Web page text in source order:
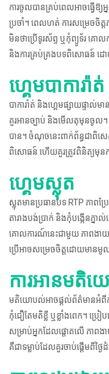
ការចូលបានគ្រប់ពេលអាចធ្វើឱ្យ
ប្រចាំ។ ពេលហត់ ការសម្រេចចិ
មិនថាប្រើទូរស័ព្ទ ឬកុំព្យូទ័រ គ
និងការគ្រប់គ្រងបទពិសោធន៍ ដោ
ហ្គេមបាការ៉
បាការ៉ាត់ និងហ្គេមផ្សាយផ្ទាល់ម
គួរអានច្បាប់ និងមើលតុមុនចូល។
បាន។ ចំណុចនេះពាក់ព័ន្ធជាពិ
ពិសោធន៍ ហើយគួរត្រូវពិនិត្យមុនក
ហ្គេមស្លុត
ស្លុតមានប្រធានបទ RTP ភាពប្រ
តារាងបង់ប្រាក់ និងកុំបង្កើនភ្នា
គោលការណ៍នេះជាមួយ ភាពងា
ប្រើអាចសម្រេចចិត្តដោយមានមូ
ការអានមតិ
មតិយោបល់អាចផ្តល់ព័ត៌មានអំពីការ
កុំជឿតែមតិខ្លី ឬខ្លាំងពេក។ ប្រៀ
សម្រាប់អ្នកដែលផ្តោតលើ ភាព
គឺជាទម្លាប់ដែលគួរចាប់ផ្តើមពីថ្ងៃ